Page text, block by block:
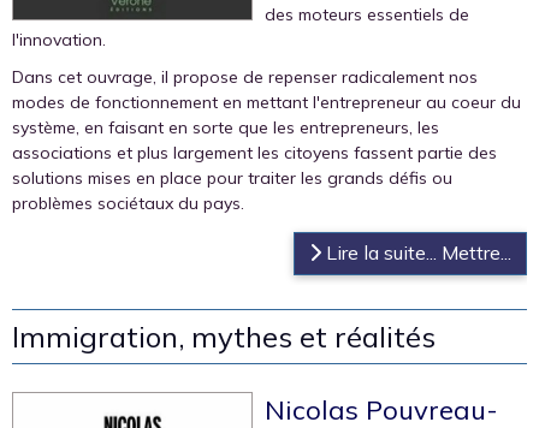
des moteurs essentiels de
l'innovation.
Dans cet ouvrage, il propose de repenser radicalement nos
modes de fonctionnement en mettant l'entrepreneur au coeur du
système, en faisant en sorte que les entrepreneurs, les
associations et plus largement les citoyens fassent partie des
solutions mises en place pour traiter les grands défis ou
problèmes sociétaux du pays.
Lire la suite... Mettre...
Immigration, mythes et réalités
Nicolas Pouvreau-